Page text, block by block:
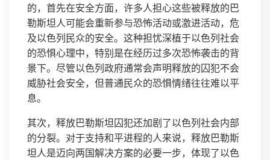
的，首先在安全方面，许多人担心这些被释放的巴
勒斯坦人可能会重新参与恐怖活动或激进活动，危
及以色列民众的安全。这种担忧深植于以色列社会
的恐惧心理中，特别是在经历过多次恐怖袭击的背
景下。尽管以色列政府通常会声明释放的囚犯不会
威胁社会安全，但普通民众的恐惧情绪往往难以平
息。
其次，释放巴勒斯坦囚犯还加剧了以色列社会内部
的分裂。对于支持和平进程的人来说，释放巴勒斯
坦人是迈向两国解决方案的必要一步，体现了以色